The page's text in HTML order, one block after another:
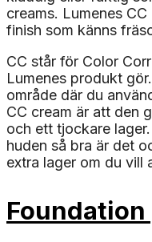
creams. Lumenes
finish som känns
CC står för Color
Lumenes produkt
område där du
CC cream är att den
och ett tjockare
huden så bra är det
extra lager om du vill
Foundation